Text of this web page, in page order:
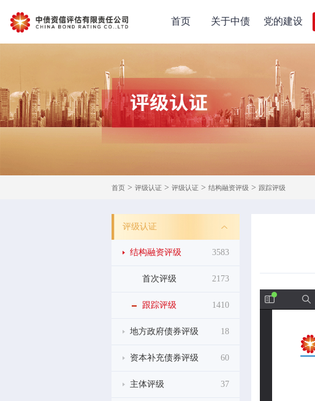
首页 关于中债 党的建设
首页 > 评级认证 > 评级认证 > 结构融资评级 > 跟踪评级
评级认证
结构融资评级 3583
首次评级 2173
跟踪评级 1410
地方政府债券评级 18
资本补充债券评级 60
主体评级 37